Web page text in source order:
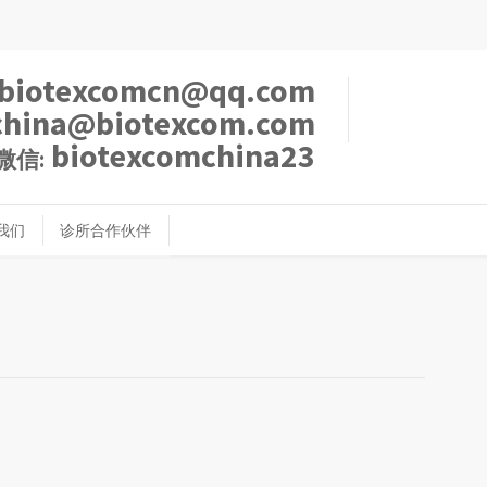
信: biotexcomchina23
们 诊所合作伙伴